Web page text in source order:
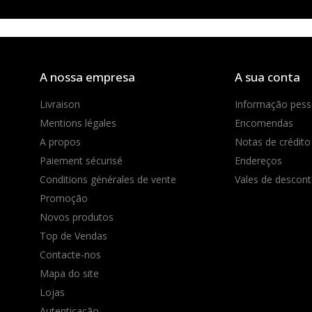
A nossa empresa
Livraison
Mentions légales
A propos
Paiement sécurisé
Conditions générales de vente
Promoção
Novos produtos
Top de Vendas
Contacte-nos
Mapa do site
Lojas
A sua conta
Informação
Encomendas
Notas de crédito
Endereços
Vales de